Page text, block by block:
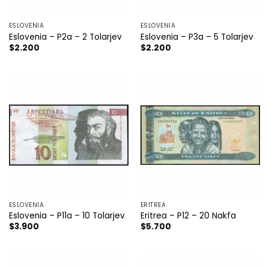
ESLOVENIA
Eslovenia – P2a – 2 Tolarjev
$2.200
ESLOVENIA
Eslovenia – P3a – 5 Tolarjev
$2.200
ESLOVENIA
Eslovenia – P11a – 10 Tolarjev
$3.900
ERITREA
Eritrea – P12 – 20 Nakfa
$5.700